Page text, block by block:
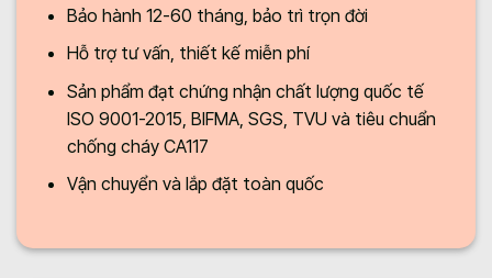
Bảo hành 12-60 tháng, bảo trì trọn đời
Hỗ trợ tư vấn, thiết kế miễn phí
Sản phẩm đạt chứng nhận chất lượng quốc tế
ISO 9001-2015, BIFMA, SGS, TVU và tiêu chuẩn
chống cháy CA117
Vận chuyển và lắp đặt toàn quốc